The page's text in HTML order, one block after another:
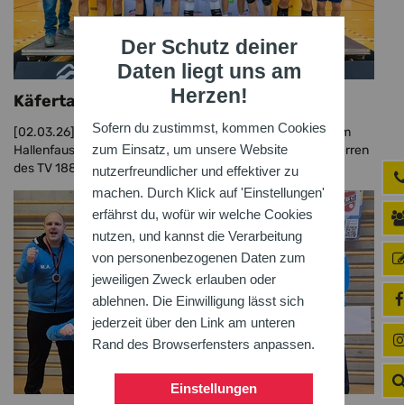
Der Schutz deiner
Daten liegt uns am
Herzen!
Sofern du zustimmst, kommen Cookies
zum Einsatz, um unsere Website
nutzerfreundlicher und effektiver zu
machen. Durch Klick auf 'Einstellungen'
erfährst du, wofür wir welche Cookies
nutzen, und kannst die Verarbeitung
von personenbezogenen Daten zum
jeweiligen Zweck erlauben oder
ablehnen. Die Einwilligung lässt sich
jederzeit über den Link am unteren
Rand des Browserfensters anpassen.
Einstellungen
Käfertal holt erstmals DM-Titel
[02.03.26]
Bei der Deutschen Meisterschafts-Endrunde im
Hallenfaustball der Männer in Stuttgart entthronten die Herren
des TV 1880 Käfertal den Serienmeister TSV ...